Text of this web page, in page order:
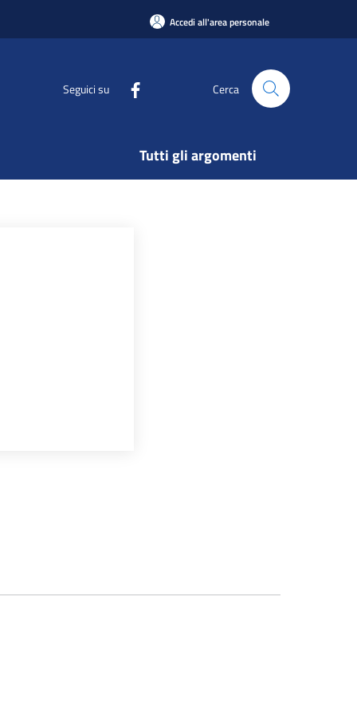
Accedi all'area personale
Seguici su Cerca
Tutti gli argomenti